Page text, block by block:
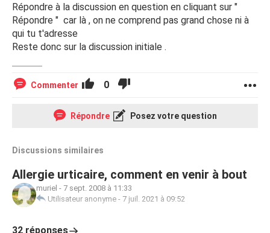
Répondre à la discussion en question en cliquant sur "
Répondre " car là , on ne comprend pas grand chose ni à
qui tu t'adresse
Reste donc sur la discussion initiale .
Commenter 0
Répondre Posez votre question
Discussions similaires
Allergie urticaire, comment en venir à bout
muriel - 7 sept. 2008 à 11:33
Utilisateur anonyme - 7 juil. 2021 à 09:52
32 réponses